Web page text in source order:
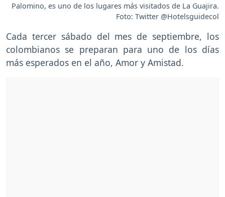
Palomino, es uno de los lugares más visitados de La Guajira.
Foto: Twitter @Hotelsguidecol
Cada tercer sábado del mes de septiembre, los
colombianos se preparan para uno de los días
más esperados en el año, Amor y Amistad.